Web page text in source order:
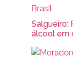
Brasil
Salgueiro:
álcool em